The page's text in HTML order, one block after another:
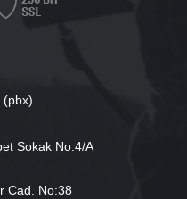
(pbx)
Sokak No:4/A
Cad. No:38